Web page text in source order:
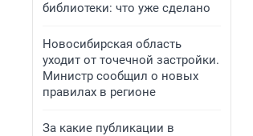
библиотеки: что уже сделано
Новосибирская область
уходит от точечной застройки.
Министр сообщил о новых
правилах в регионе
За какие публикации в